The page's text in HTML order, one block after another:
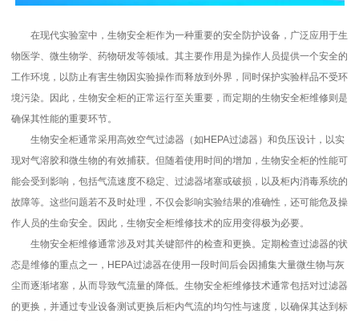
在现代实验室中，生物安全柜作为一种重要的安全防护设备，广泛应用于生
物医学、微生物学、药物研发等领域。其主要作用是为操作人员提供一个安全的
工作环境，以防止有害生物因实验操作而释放到外界，同时保护实验样品不受环
境污染。因此，生物安全柜的正常运行至关重要，而定期的生物安全柜维修则是
确保其性能的重要环节。
生物安全柜通常采用高效空气过滤器（如HEPA过滤器）和负压设计，以实
现对气溶胶和微生物的有效捕获。但随着使用时间的增加，生物安全柜的性能可
能会受到影响，包括气流速度不稳定、过滤器堵塞或破损，以及柜内消毒系统的
故障等。这些问题若不及时处理，不仅会影响实验结果的准确性，还可能危及操
作人员的生命安全。因此，生物安全柜维修技术的应用变得极为必要。
生物安全柜维修通常涉及对其关键部件的检查和更换。定期检查过滤器的状
态是维修的重点之一，HEPA过滤器在使用一段时间后会因捕集大量微生物与灰
尘而逐渐堵塞，从而导致气流量的降低。生物安全柜维修技术通常包括对过滤器
的更换，并通过专业设备测试更换后柜内气流的均匀性与速度，以确保其达到标